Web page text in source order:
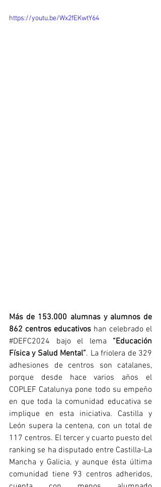
https://youtu.be/Wx2fEKwtY64
Más de 153.000 alumnas y alumnos de
862 centros educativos
#DEFC2024 bajo el lema “Educación
Física y Salud Mental”. La friolera de 329
adhesiones de centros son catalanes,
porque desde hace varios años el
COPLEF Catalunya pone todo su empeño
en que toda la comunidad educativa se
implique en esta iniciativa. Castilla y
León supera la centena, con un total de
117 centros. El tercer y cuarto puesto del
ranking se ha disputado entre Castilla-La
Mancha y Galicia, y aunque ésta última
comunidad tiene 93 centros adheridos,